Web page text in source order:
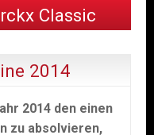
Classic
2014
2014 den einen
zu absolvieren,